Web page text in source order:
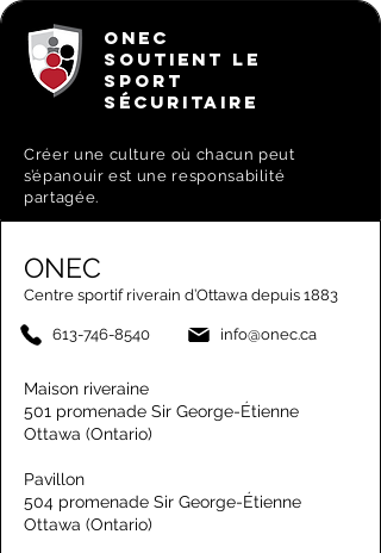
ONEC
SOUTIENT LE
SPORT
SÉCURITAIRE
Créer une culture où chacun peut
s’épanouir est une responsabilité
partagée.
ONEC
Centre sportif riverain d’Ottawa depuis 1883
613-746-8540 info@onec.ca
Maison riveraine
501 promenade Sir George-Étienne
Ottawa (Ontario)
Pavillon
504 promenade Sir George-Étienne
Ottawa (Ontario)